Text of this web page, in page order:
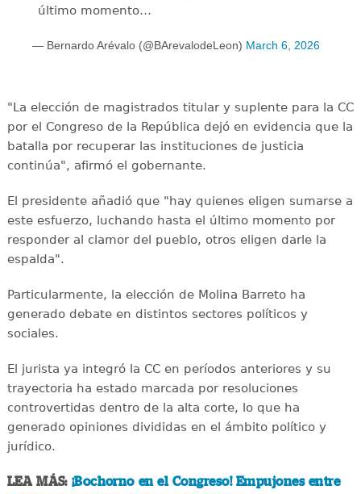
último momento…
— Bernardo Arévalo (@BArevalodeLeon) March 6, 2026
"La elección de magistrados titular y suplente para la CC
por el Congreso de la República dejó en evidencia que la
batalla por recuperar las instituciones de justicia
continúa", afirmó el gobernante.
El presidente añadió que "hay quienes eligen sumarse a
este esfuerzo, luchando hasta el último momento por
responder al clamor del pueblo, otros eligen darle la
espalda".
Particularmente, la elección de Molina Barreto ha
generado debate en distintos sectores políticos y
sociales.
El jurista ya integró la CC en períodos anteriores y su
trayectoria ha estado marcada por resoluciones
controvertidas dentro de la alta corte, lo que ha
generado opiniones divididas en el ámbito político y
jurídico.
LEA MÁS: ¡Bochorno en el Congreso! Empujones entre